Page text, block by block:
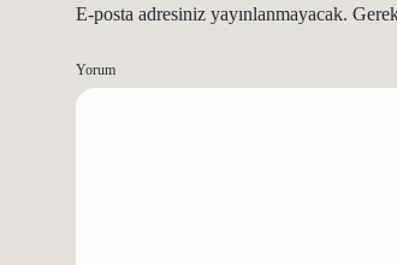
E-posta adresiniz yayınlanmayacak.
Yorum